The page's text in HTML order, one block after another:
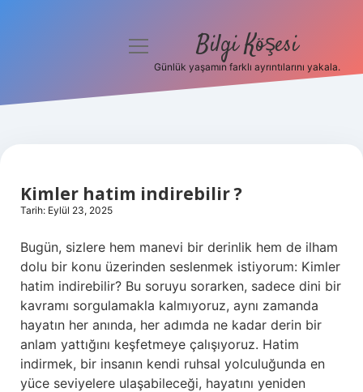
Hakkımızda
menüyü
Bilgi Köşesi
Günlük yaşamın farklı ayrıntılarını yakala.
Kimler hatim indirebilir ?
Tarih: Eylül 23, 2025
Bugün, sizlere hem manevi bir derinlik hem de ilham
dolu bir konu üzerinden seslenmek istiyorum: Kimler
hatim indirebilir? Bu soruyu sorarken, sadece dini bir
kavramı sorgulamakla kalmıyoruz, aynı zamanda
hayatın her anında, her adımda ne kadar derin bir
anlam yattığını keşfetmeye çalışıyoruz. Hatim
indirmek, bir insanın kendi ruhsal yolculuğunda en
yüce seviyelere ulaşabileceği, hayatını yeniden